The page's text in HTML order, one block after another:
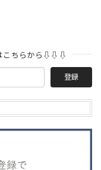
こちらから⇩⇩⇩
登録